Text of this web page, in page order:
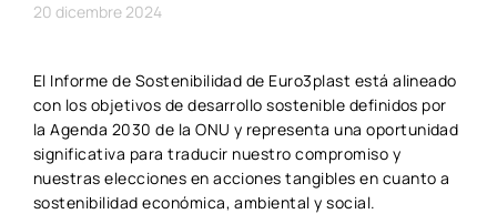
20 dicembre 2024
El Informe de Sostenibilidad de Euro3plast está alineado
con los objetivos de desarrollo sostenible definidos por
la Agenda 2030 de la ONU y representa una oportunidad
significativa para traducir nuestro compromiso y
nuestras elecciones en acciones tangibles en cuanto a
sostenibilidad económica, ambiental y social.